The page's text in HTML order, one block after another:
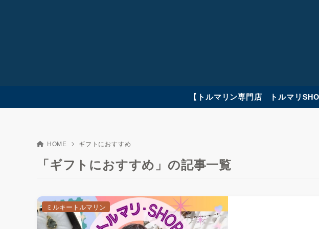
【トルマリン専門店 トルマリ
HOME ギフトにおすすめ
「ギフトにおすすめ」の記事一覧
ミルキートルマリン